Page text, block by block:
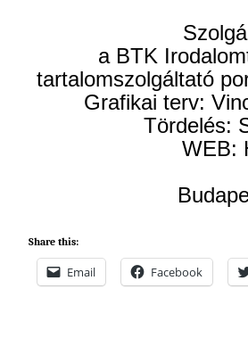
a BTK
tartalomszolgáltató
Grafikai terv:
Tördelés:
WEB:
Share this:
Email Facebook